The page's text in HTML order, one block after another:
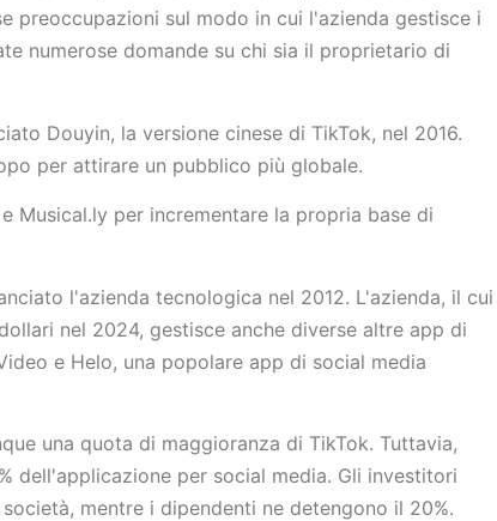
preoccupazioni sul modo in cui l'azienda gestisce i
numerose domande su chi sia il proprietario di
Douyin, la versione cinese di TikTok, nel 2016.
per attirare un pubblico più globale.
Musical.ly per incrementare la propria base di
l'azienda tecnologica nel 2012. L'azienda, il cui
nel 2024, gestisce anche diverse altre app di
e Helo, una popolare app di social media
una quota di maggioranza di TikTok. Tuttavia,
dell'applicazione per social media. Gli investitori
mentre i dipendenti ne detengono il 20%.